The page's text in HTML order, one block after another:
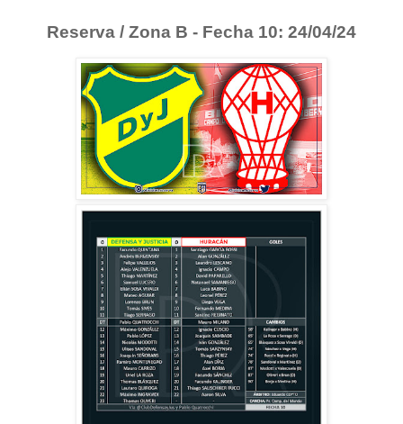
Reserva / Zona B - Fecha 10: 24/04/24